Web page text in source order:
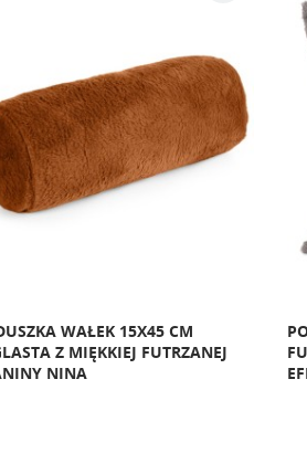
WAŁEK 15X45 CM
Z MIĘKKIEJ FUTRZANEJ
NINA